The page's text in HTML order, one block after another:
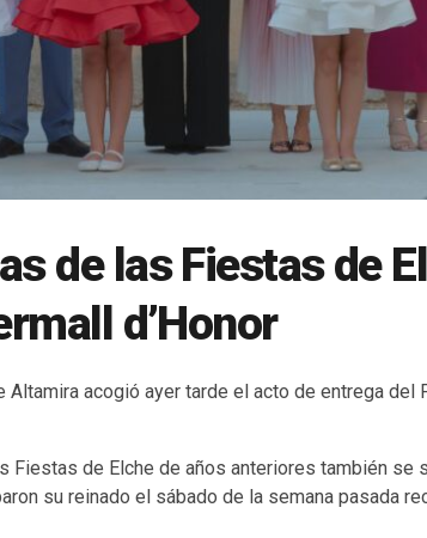
de las Fiestas de
d’Honor
acogió ayer tarde el acto de entrega del
Fiestas de Elche de años anteriores también se
su reinado el sábado de la semana pasada